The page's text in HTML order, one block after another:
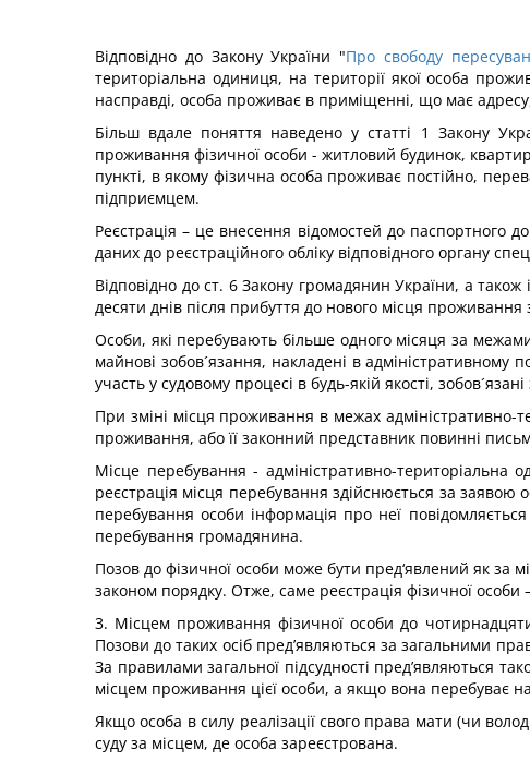
Відповідно до Закону України "Про свободу
територіальна одиниця, на території якої особа
насправді, особа проживає в приміщенні, що має
Більш вдале поняття наведено у статті 1 Закону
проживання фізичної особи - житловий будинок,
пункті, в якому фізична особа проживає постійно,
підприємцем.
Реєстрація – це внесення відомостей до
даних до реєстраційного обліку відповідного органу
Відповідно до ст. 6 Закону громадянин України, а
десяти днів після прибуття до нового місця
Особи, які перебувають більше одного місяця за
майнові зобов´язання, накладені в
участь у судовому процесі в будь-якій якості,
При зміні місця проживання в межах адміністративно-
проживання, або її законний представник повинні
Місце перебування - адміністративно-територіальна
реєстрація місця перебування здійснюється за заявою
перебування особи інформація про неї
перебування громадянина.
Позов до фізичної особи може бути пред‘явлений як
законом порядку. Отже, саме реєстрація фізичної
3. Місцем проживання фізичної особи до
Позови до таких осіб пред’являються за загальними
За правилами загальної підсудності пред’являються
місцем проживання цієї особи, а якщо вона перебуває
Якщо особа в силу реалізації свого права мати (чи
суду за місцем, де особа зареєстрована.